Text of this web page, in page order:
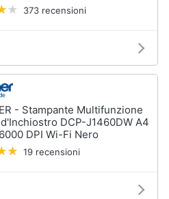
373 recensioni
- Stampante Multifunzione
DCP-J1460DW A4
DPI Wi-Fi Nero
19 recensioni